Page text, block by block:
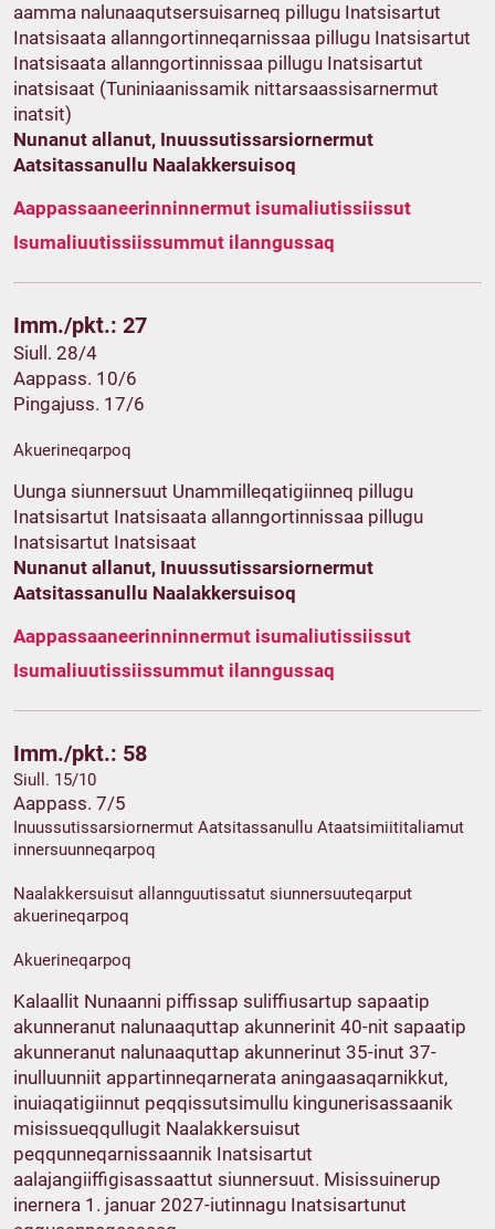
aamma nalunaaqutsersuisarneq pillugu Inatsisartut
Inatsisaata allanngortinneqarnissaa pillugu Inatsisartut
Inatsisaata allanngortinnissaa pillugu Inatsisartut
inatsisaat (Tuniniaanissamik nittarsaassisarnermut
inatsit)
Nunanut allanut, Inuussutissarsiornermut
Aatsitassanullu Naalakkersuisoq
Aappassaaneerinninnermut isumaliutissiissut
Isumaliuutissiissummut ilanngussaq
Imm./pkt.: 27
Siull. 28/4
Aappass. 10/6
Pingajuss. 17/6
Akuerineqarpoq
Uunga siunnersuut Unammilleqatigiinneq pillugu
Inatsisartut Inatsisaata allanngortinnissaa pillugu
Inatsisartut Inatsisaat
Nunanut allanut, Inuussutissarsiornermut
Aatsitassanullu Naalakkersuisoq
Aappassaaneerinninnermut isumaliutissiissut
Isumaliuutissiissummut ilanngussaq
Imm./pkt.: 58
Siull. 15/10
Aappass. 7/5
Inuussutissarsiornermut Aatsitassanullu Ataatsimiititaliamut
innersuunneqarpoq
Naalakkersuisut allannguutissatut siunnersuuteqarput
akuerineqarpoq
Akuerineqarpoq
Kalaallit Nunaanni piffissap suliffiusartup sapaatip
akunneranut nalunaaquttap akunnerinit 40-nit sapaatip
akunneranut nalunaaquttap akunnerinut 35-inut 37-
inulluunniit appartinneqarnerata aningaasaqarnikkut,
inuiaqatigiinnut peqqissutsimullu kingunerisassaanik
misissueqqullugit Naalakkersuisut
peqqunneqarnissaannik Inatsisartut
aalajangiiffigisassaattut siunnersuut. Misissuinerup
inernera 1. januar 2027-iutinnagu Inatsisartunut